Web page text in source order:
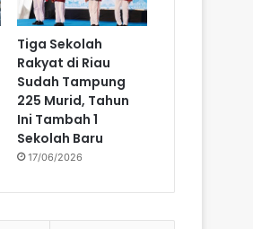
Tiga Sekolah
Rakyat di Riau
Sudah Tampung
225 Murid, Tahun
Ini Tambah 1
Sekolah Baru
17/06/2026